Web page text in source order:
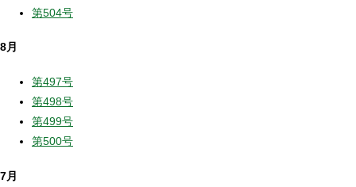
第504号
8月
第497号
第498号
第499号
第500号
7月